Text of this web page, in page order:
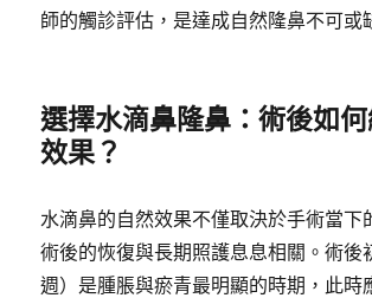
師的觸診評估，是達成自然隆鼻不可或
選擇水滴鼻隆鼻：術後如
效果？
水滴鼻的自然效果不僅取決於手術當下
術後的恢復與長期照護息息相關。術後
週）是腫脹與瘀青最明顯的時期，此時